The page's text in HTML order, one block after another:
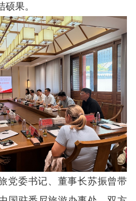
果。
党委书记、董事长苏振曾带